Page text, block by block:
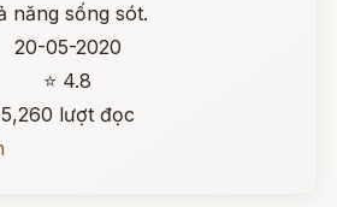
năng sống sót.
20-05-2020
⭐ 4.8
5,260 lượt đọc